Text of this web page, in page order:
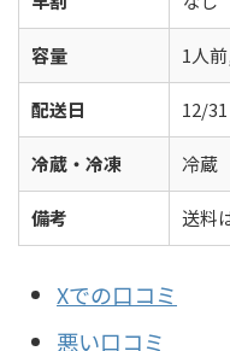
容量 1人
配送日 12/
冷蔵・冷凍 冷蔵
備考 送料
Xでの口コミ
悪い口コミ